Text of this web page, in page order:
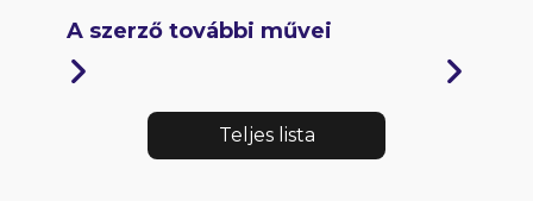
A szerző további művei
Teljes lista